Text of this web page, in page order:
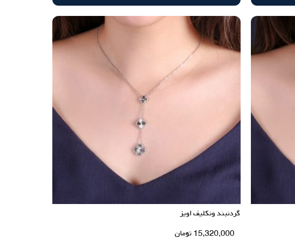
گردنبند ونکلیف اویز
15,320,000 تومان